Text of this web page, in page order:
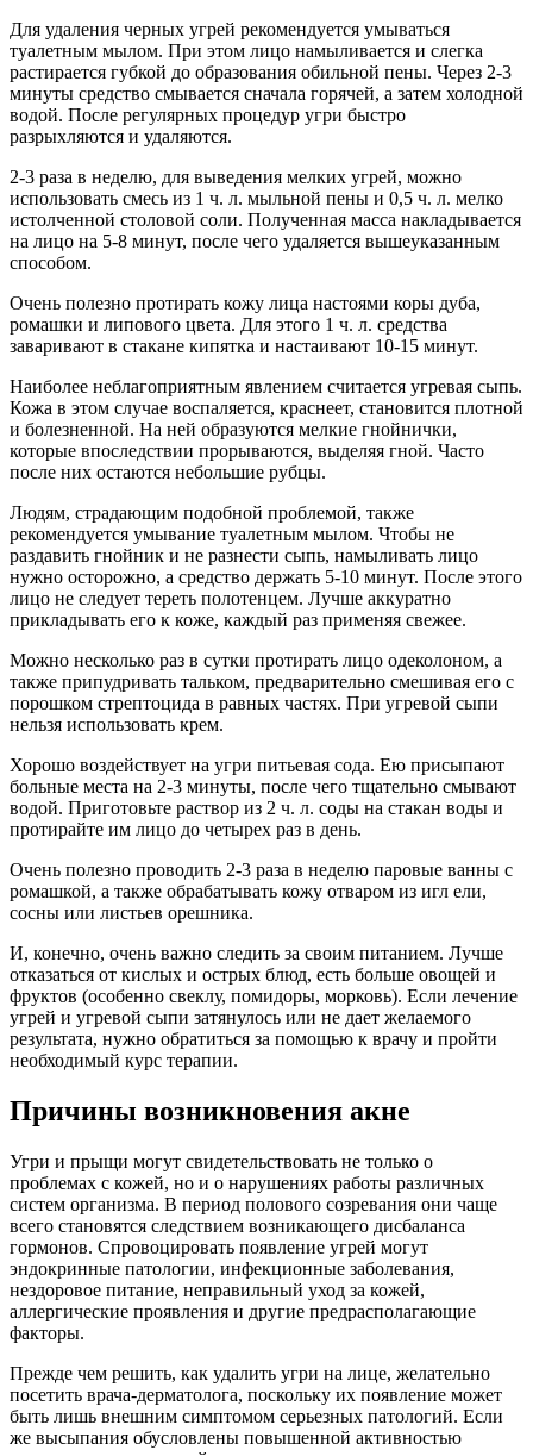
Для удаления черных угрей рекомендуется умываться
туалетным мылом. При этом лицо намыливается и слегка
растирается губкой до образования обильной пены. Через 2-3
минуты средство смывается сначала горячей, а затем холодной
водой. После регулярных процедур угри быстро
разрыхляются и удаляются.
2-3 раза в неделю, для выведения мелких угрей, можно
использовать смесь из 1 ч. л. мыльной пены и 0,5 ч. л. мелко
истолченной столовой соли. Полученная масса накладывается
на лицо на 5-8 минут, после чего удаляется вышеуказанным
способом.
Очень полезно протирать кожу лица настоями коры дуба,
ромашки и липового цвета. Для этого 1 ч. л. средства
заваривают в стакане кипятка и настаивают 10-15 минут.
Наиболее неблагоприятным явлением считается угревая сыпь.
Кожа в этом случае воспаляется, краснеет, становится плотной
и болезненной. На ней образуются мелкие гнойнички,
которые впоследствии прорываются, выделяя гной. Часто
после них остаются небольшие рубцы.
Людям, страдающим подобной проблемой, также
рекомендуется умывание туалетным мылом. Чтобы не
раздавить гнойник и не разнести сыпь, намыливать лицо
нужно осторожно, а средство держать 5-10 минут. После этого
лицо не следует тереть полотенцем. Лучше аккуратно
прикладывать его к коже, каждый раз применяя свежее.
Можно несколько раз в сутки протирать лицо одеколоном, а
также припудривать тальком, предварительно смешивая его с
порошком стрептоцида в равных частях. При угревой сыпи
нельзя использовать крем.
Хорошо воздействует на угри питьевая сода. Ею присыпают
больные места на 2-3 минуты, после чего тщательно смывают
водой. Приготовьте раствор из 2 ч. л. соды на стакан воды и
протирайте им лицо до четырех раз в день.
Очень полезно проводить 2-3 раза в неделю паровые ванны с
ромашкой, а также обрабатывать кожу отваром из игл ели,
сосны или листьев орешника.
И, конечно, очень важно следить за своим питанием. Лучше
отказаться от кислых и острых блюд, есть больше овощей и
фруктов (особенно свеклу, помидоры, морковь). Если лечение
угрей и угревой сыпи затянулось или не дает желаемого
результата, нужно обратиться за помощью к врачу и пройти
необходимый курс терапии.
Причины возникновения акне
Угри и прыщи могут свидетельствовать не только о
проблемах с кожей, но и о нарушениях работы различных
систем организма. В период полового созревания они чаще
всего становятся следствием возникающего дисбаланса
гормонов. Спровоцировать появление угрей могут
эндокринные патологии, инфекционные заболевания,
нездоровое питание, неправильный уход за кожей,
аллергические проявления и другие предрасполагающие
факторы.
Прежде чем решить, как удалить угри на лице, желательно
посетить врача-дерматолога, поскольку их появление может
быть лишь внешним симптомом серьезных патологий. Если
же высыпания обусловлены повышенной активностью